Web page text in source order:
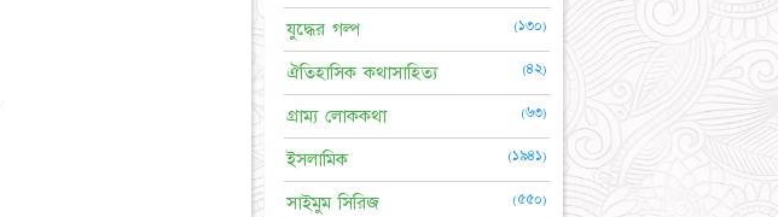
যুদ্ধের গল্প (১৩০)
ঐতিহাসিক কথাসাহিত্য (৪২)
গ্রাম্য লোককথা (৬৩)
ইসলামিক (১৯৪১)
সাইমুম সিরিজ (৫৫০)